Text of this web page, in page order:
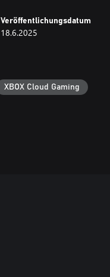
Veröffentlichungsdatum
18.6.2025
XBOX Cloud Gaming